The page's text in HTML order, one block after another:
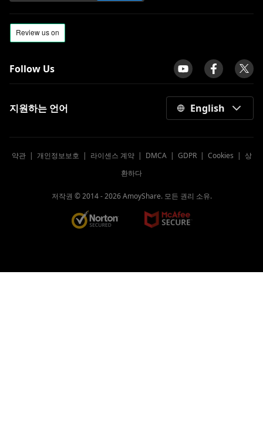
Follow Us
지원하는 언어 English
약관| 개인정보보호 | 라이센스 계약| DMCA| GDPR| Cookies | 상
환하다
저작권 © 2014 -2026AmoyShare. 모든 권리 소유.